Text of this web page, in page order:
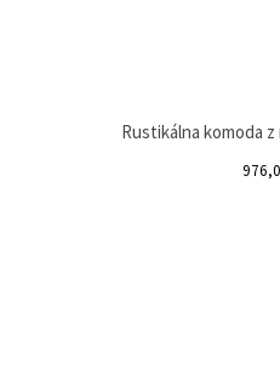
Rustikálna komoda z